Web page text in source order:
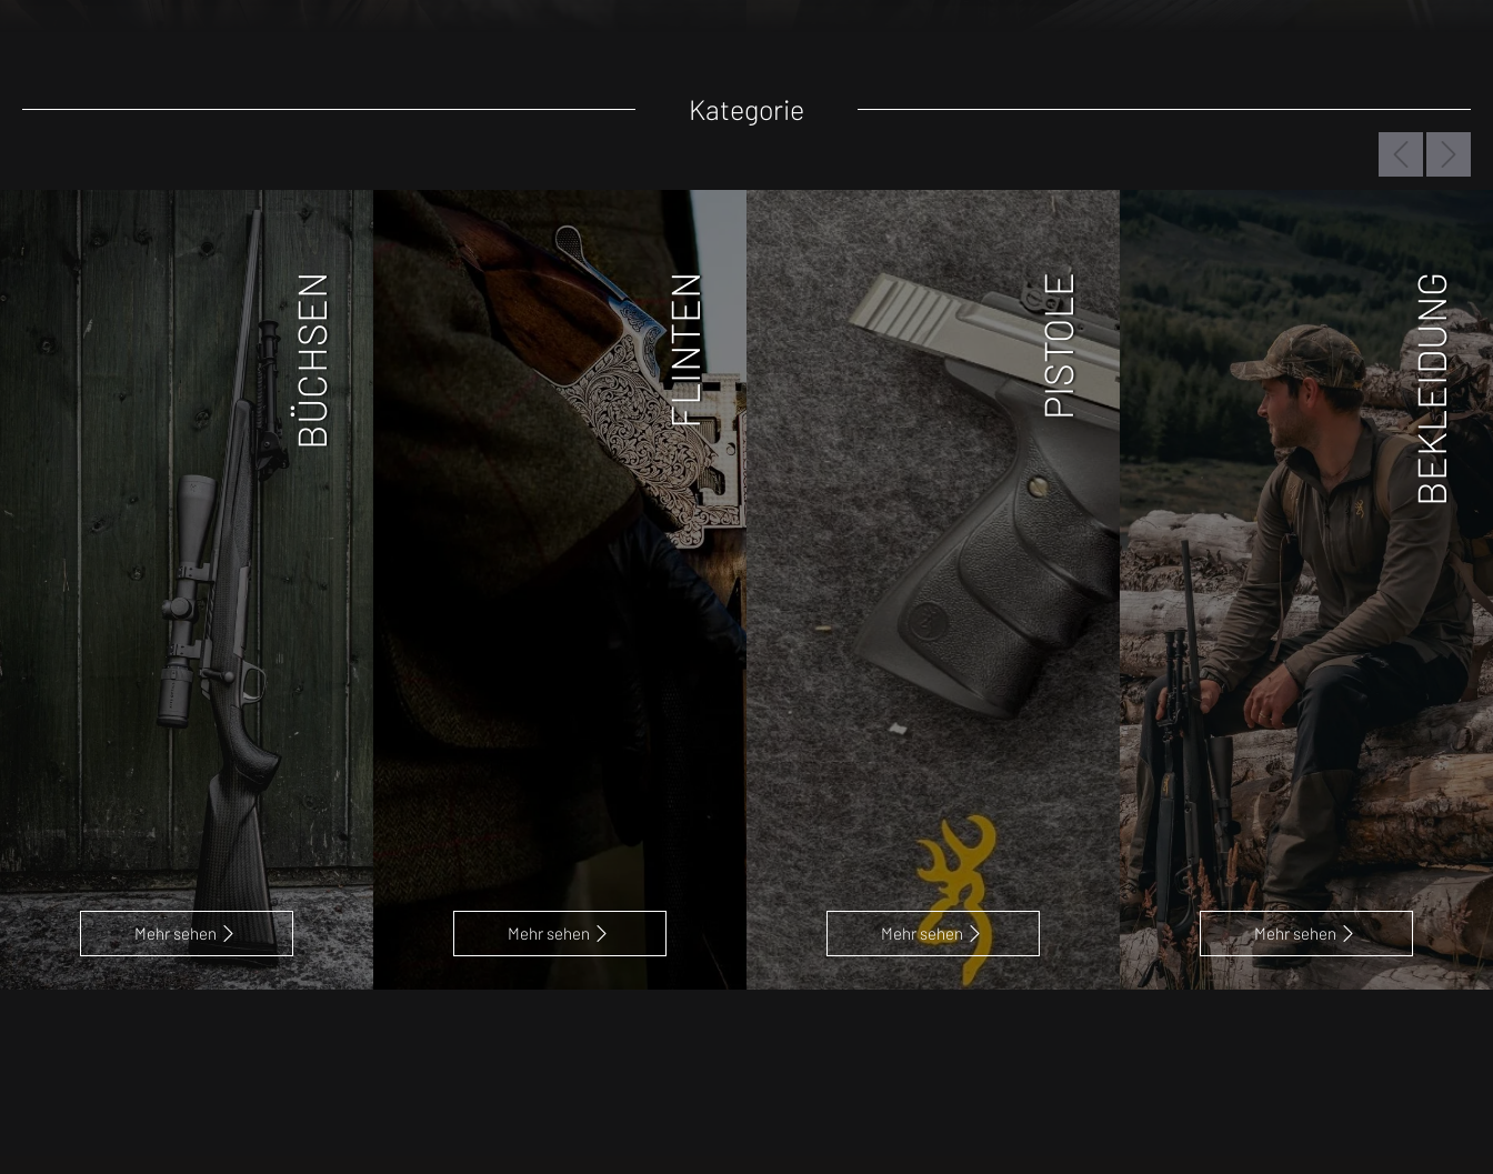
Kategorie
BÜCHSEN
Mehr sehen
FLINTEN
Mehr sehen
PISTOLE
Mehr sehen
BEKLEIDUNG
Mehr sehen